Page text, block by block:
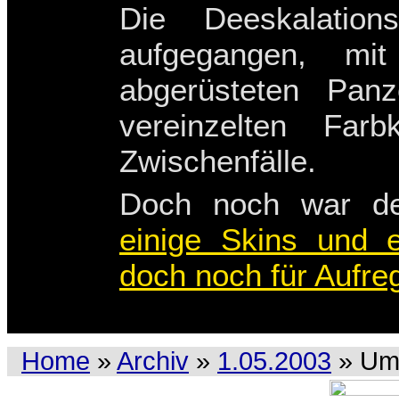
Die
aufgegangen,
abgerüsteten
vereinzelten
Zwischenfälle.
Doch noch war
einige Skins und
doch noch für
Home » Archiv » 1.05.2003 »